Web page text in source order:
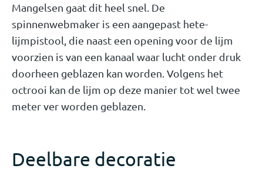
Mangelsen gaat dit heel snel. De
spinnenwebmaker is een aangepast hete-
lijmpistool, die naast een opening voor de lijm
voorzien is van een kanaal waar lucht onder druk
doorheen geblazen kan worden. Volgens het
octrooi kan de lijm op deze manier tot wel twee
meter ver worden geblazen.
Deelbare decoratie